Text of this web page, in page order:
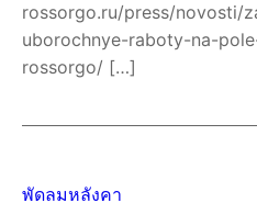
rossorgo.ru/press/novosti/
uborochnye-raboty-na-
rossorgo/ […]
พัดลมหลังคา